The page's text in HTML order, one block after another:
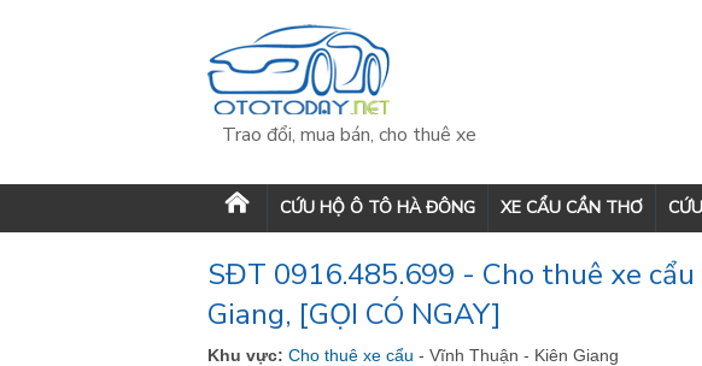
Trao đổi, mua bán, cho thuê xe
CỨU HỘ Ô TÔ HÀ ĐÔNG XE CẨU CẦN THƠ
SĐT 0916.485.699 - Cho thuê xe
Giang, [GỌI CÓ NGAY]
Khu vực: Cho thuê xe cẩu - Vĩnh Thuận - Kiên Giang